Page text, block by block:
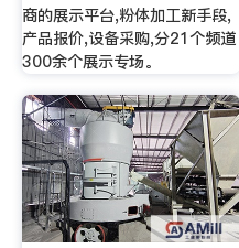
商的展示平台,粉体加工新手段,
产品报价,设备采购,分21个频道
300余个展示专场。